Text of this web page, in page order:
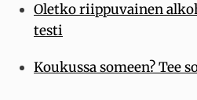
Oletko riippuvainen
testi
Koukussa someen? Tee